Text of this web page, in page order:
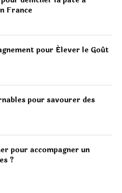
France
pour Élever le Goût
pour savourer des
pour accompagner un
?